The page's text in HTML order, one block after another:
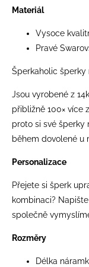
Materiál
Vysoce
Pravé
Šperkaholic šperky
Jsou vyrobené z
přibližně 100× více
proto si své šperky
během dovolené u
Personalizace
Přejete si šperk
kombinaci?
společně
Rozměry
Délka